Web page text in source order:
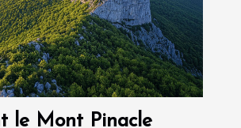
le Mont Pinacle